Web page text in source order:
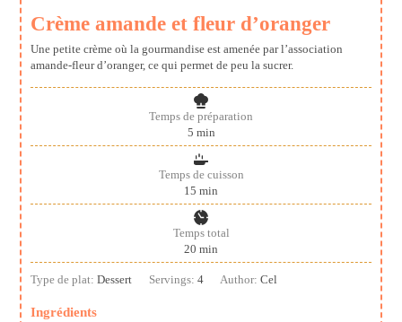
Crème amande et fleur d’oranger
Une petite crème où la gourmandise est amenée par l’association
amande-fleur d’oranger, ce qui permet de peu la sucrer.
Temps de préparation
5minutes
min
Temps de cuisson
15 minutes
min
Temps total
20 minutes
min
Type de plat:Dessert Servings: 4 Author: Cel
Ingrédients